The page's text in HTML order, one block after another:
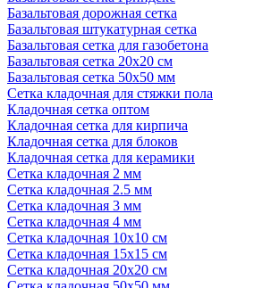
Базальтовая дорожная сетка
Базальтовая штукатурная сетка
Базальтовая сетка для газобетона
Базальтовая сетка 20x20 см
Базальтовая сетка 50x50 мм
Сетка кладочная для стяжки пола
Кладочная сетка оптом
Кладочная сетка для кирпича
Кладочная сетка для блоков
Кладочная сетка для керамики
Сетка кладочная 2 мм
Сетка кладочная 2.5 мм
Сетка кладочная 3 мм
Сетка кладочная 4 мм
Сетка кладочная 10x10 см
Сетка кладочная 15x15 см
Сетка кладочная 20x20 см